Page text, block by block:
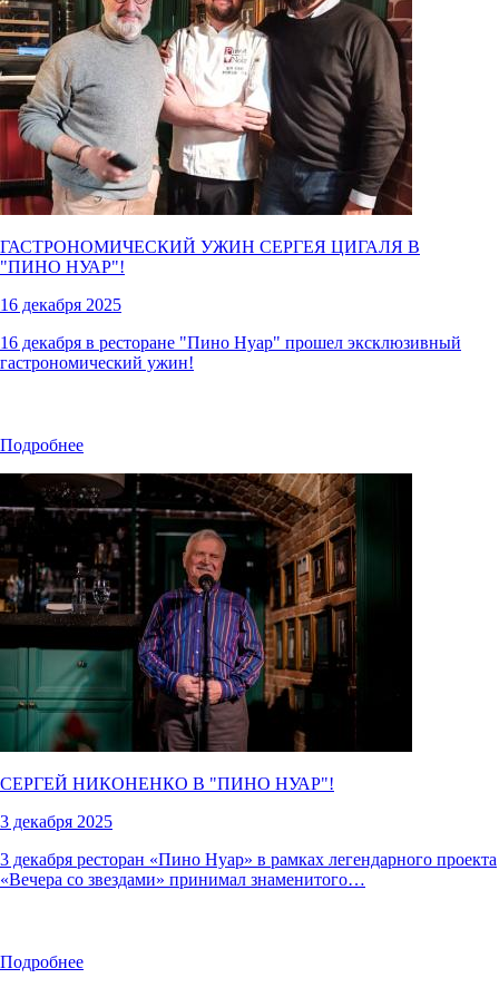
ГАСТРОНОМИЧЕСКИЙ УЖИН СЕРГЕЯ ЦИГАЛЯ В
"ПИНО НУАР"!
16 декабря 2025
16 декабря в ресторане "Пино Нуар" прошел эксклюзивный
гастрономический ужин!
Подробнее
СЕРГЕЙ НИКОНЕНКО В "ПИНО НУАР"!
3 декабря 2025
3 декабря ресторан «Пино Нуар» в рамках легендарного проекта
«Вечера со звездами» принимал знаменитого…
Подробнее